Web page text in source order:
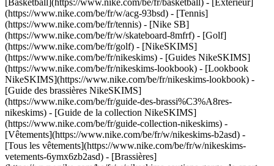
[Basketball](https://www.nike.com/be/fr/basketball) - [Extérieur]
(https://www.nike.com/be/fr/w/acg-93bsd) - [Tennis]
(https://www.nike.com/be/fr/tennis) - [Nike SB]
(https://www.nike.com/be/fr/w/skateboard-8mfrf) - [Golf]
(https://www.nike.com/be/fr/golf) - [NikeSKIMS]
(https://www.nike.com/be/fr/nikeskims) - [Guides NikeSKIMS]
(https://www.nike.com/be/fr/nikeskims-lookbook) - [Lookbook
NikeSKIMS](https://www.nike.com/be/fr/nikeskims-lookbook) -
[Guide des brassières NikeSKIMS]
(https://www.nike.com/be/fr/guide-des-brassi%C3%A8res-
nikeskims) - [Guide de la collection NikeSKIMS]
(https://www.nike.com/be/fr/guide-collection-nikeskims) -
[Vêtements](https://www.nike.com/be/fr/w/nikeskims-b2asd) -
[Tous les vêtements](https://www.nike.com/be/fr/w/nikeskims-
vetements-6ymx6zb2asd) - [Brassières]